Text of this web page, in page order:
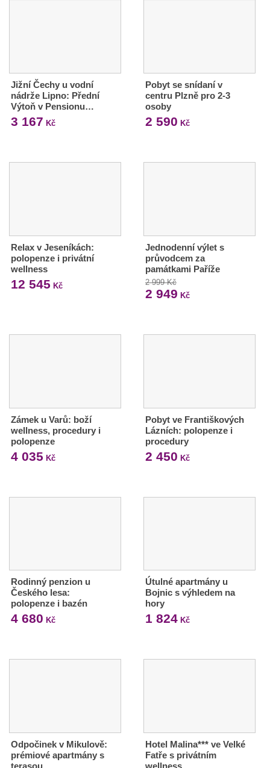
Jižní Čechy u vodní
nádrže Lipno: Přední
Výtoň v Pensionu…
3 167 Kč
Pobyt se snídaní v
centru Plzně pro 2-3
osoby
2 590 Kč
Relax v Jeseníkách:
polopenze i privátní
wellness
12 545 Kč
Jednodenní výlet s
průvodcem za
památkami Paříže
2 999 Kč
2 949 Kč
Zámek u Varů: boží
wellness, procedury i
polopenze
4 035 Kč
Pobyt ve Františkových
Lázních: polopenze i
procedury
2 450 Kč
Rodinný penzion u
Českého lesa:
polopenze i bazén
4 680 Kč
Útulné apartmány u
Bojnic s výhledem na
hory
1 824Kč
Odpočinek v Mikulově:
prémiové apartmány s
Hotel Malina*** ve Velké
Fatře s privátním